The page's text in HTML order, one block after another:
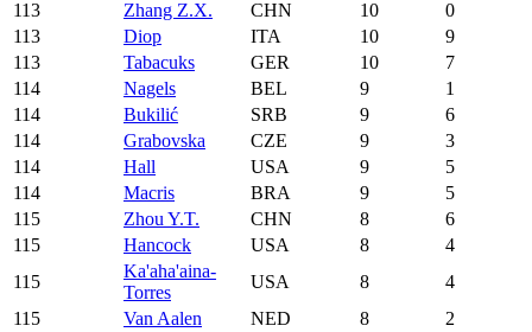
113
Zhang Z.X. CHN 10
0
113
Diop ITA 10
9
113
Tabacuks GER 10
7
114
Nagels BEL 9
1
114
Bukilić SRB 9
6
114
Grabovska CZE 9
3
114
Hall USA 9
5
114
Macris BRA 9
5
115
Zhou Y.T. CHN 8
6
115
Hancock USA 8
4
115
Ka'aha'aina-
Torres
USA 8
4
115
Van Aalen NED 8
2